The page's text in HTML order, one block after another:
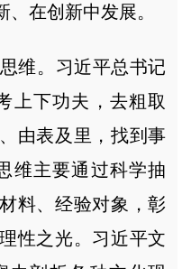
在创新中发展。
。习近平总书记
上下功夫，去粗取
由表及里，找到事
维主要通过科学抽
料、经验对象，彰
性之光。习近平文